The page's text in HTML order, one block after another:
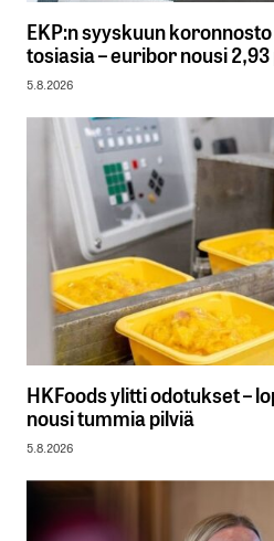
EKP:n syyskuun
tosiasia – euribor nousi
5.8.2026
HKFoods ylitti odotukset –
nousi tummia pilviä
5.8.2026